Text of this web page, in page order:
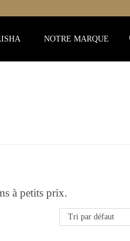
NOTRE MARQUE
à petits prix.